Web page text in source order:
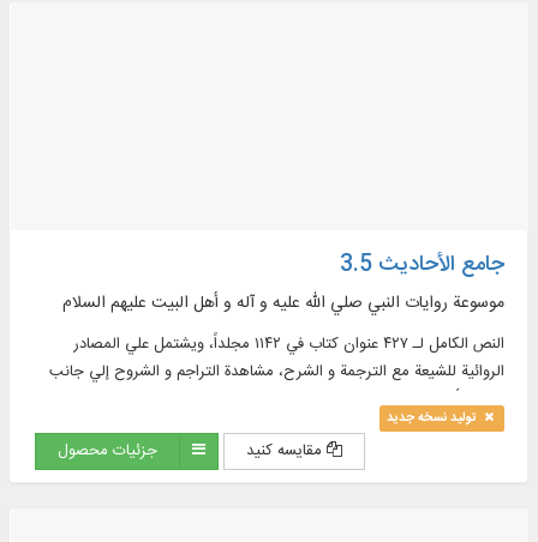
جامع الأحاديث 3.5
موسوعة روايات النبي صلي الله عليه و آله و أهل البيت عليهم السلام
النص الكامل لـ ۴۲۷ عنوان كتاب في ۱۱۴۲ مجلداً، ويشتمل علي المصادر
الروائية للشيعة مع الترجمة و الشرح، مشاهدة التراجم و الشروح إلي جانب
النص الأصلي للكتاب، البحث عن طريق جذور الكلمات، البحث المبسط و
المتطور في نصوص البرنامج، تبسيط محيط البحث (عرض البحث المتزامن و
التركيبي، الأنموذج و الجذور)، الوصول إلي تفسير الآيات في مجال الأحاديث
المعروضة، عرض معلومات قيمة حول الكتب، والمؤلفين، ومعرفة نسخ
تولید نسخه جدید
مقایسه کنید جزئیات محصول